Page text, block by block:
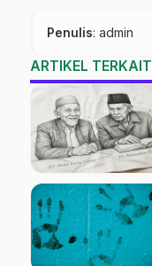
Penulis: admin
ARTIKEL TERKAIT